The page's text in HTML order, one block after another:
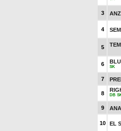
3
4
5
6
SK
7
8 DB
9
10 EL